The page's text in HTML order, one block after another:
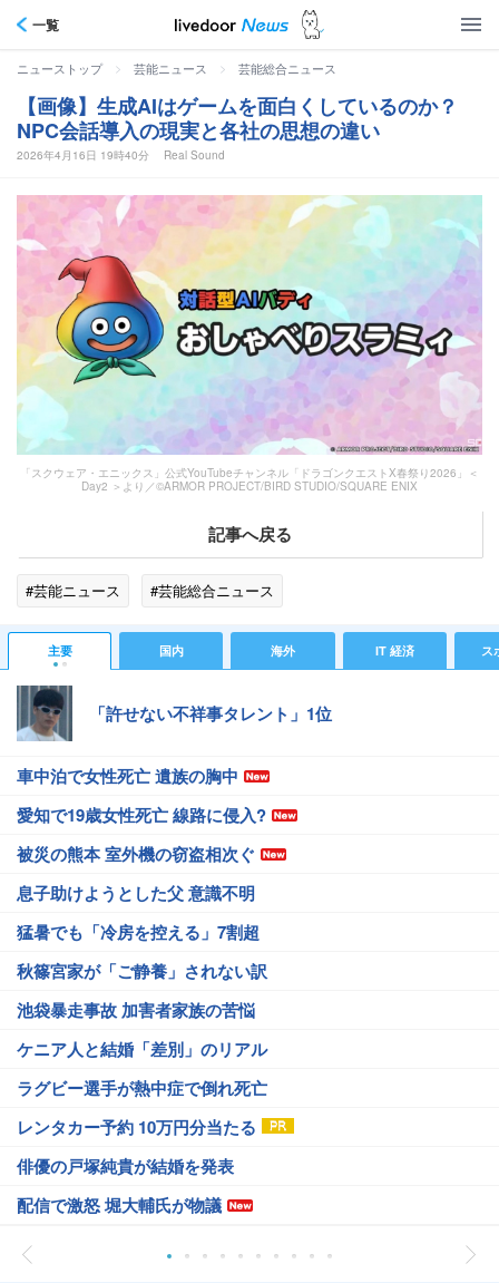
一覧
ニューストップ > 芸能ニュース > 芸能総合ニュース
【画像】生成AIはゲームを面白くしているのか？
NPC会話導入の現実と各社の思想の違い
2026年4月16日 19時40分 Real Sound
「スクウェア・エニックス」公式YouTubeチャンネル「ドラゴンクエストX春祭り2026」＜
Day2 ＞より／©ARMOR PROJECT/BIRD STUDIO/SQUARE ENIX
記事へ戻る
#芸能ニュース #芸能総合ニュース
主要 国内 海外 IT 経済 ス
「許せない不祥事タレント」1位
車中泊で女性死亡 遺族の胸中
愛知で19歳女性死亡 線路に侵入?
被災の熊本 室外機の窃盗相次ぐ
息子助けようとした父 意識不明
猛暑でも「冷房を控える」7割超
秋篠宮家が「ご静養」されない訳
池袋暴走事故 加害者家族の苦悩
ケニア人と結婚「差別」のリアル
ラグビー選手が熱中症で倒れ死亡
レンタカー予約 10万円分当たる
俳優の戸塚純貴が結婚を発表
配信で激怒 堀大輔氏が物議